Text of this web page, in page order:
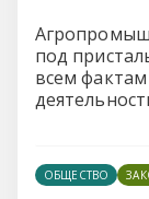
под
всем
ОБЩЕСТВО